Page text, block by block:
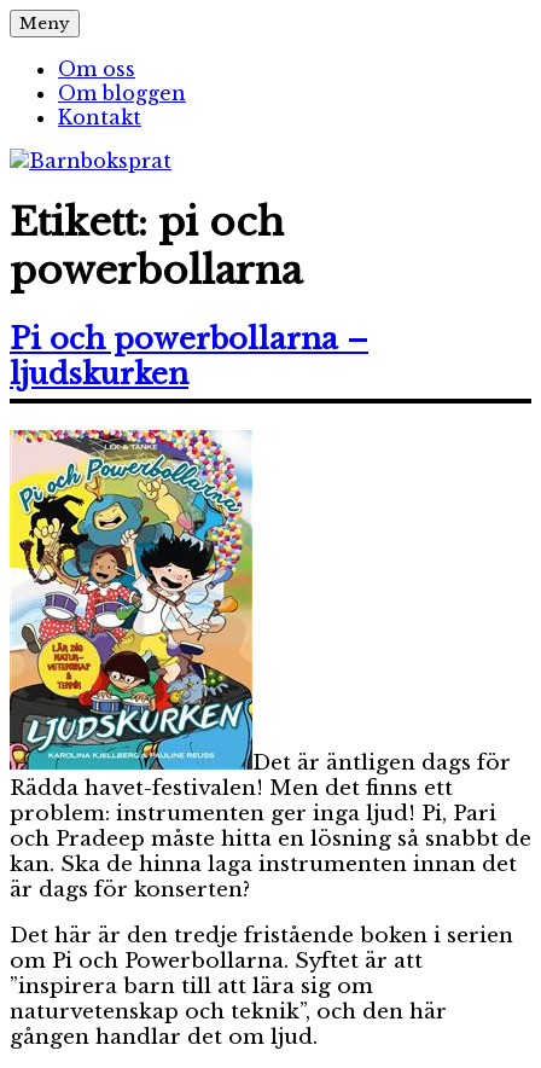
Hoppa
till
innehåll
Barnboksprat
– en blogg om barnböcker
Meny
Om oss
Om bloggen
Kontakt
Etikett: pi och
powerbollarna
Pi och powerbollarna –
ljudskurken
Det är äntligen dags för
Rädda havet-festivalen! Men det finns ett
problem: instrumenten ger inga ljud! Pi, Pari
och Pradeep måste hitta en lösning så snabbt de
kan. Ska de hinna laga instrumenten innan det
är dags för konserten?
Det här är den tredje fristående boken i serien
om Pi och Powerbollarna. Syftet är att
”inspirera barn till att lära sig om
naturvetenskap och teknik”, och den här
gången handlar det om ljud.